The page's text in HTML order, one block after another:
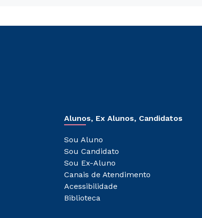
Alunos, Ex Alunos, Candidatos
Sou Aluno
Sou Candidato
Sou Ex-Aluno
Canais de Atendimento
Acessibilidade
Biblioteca